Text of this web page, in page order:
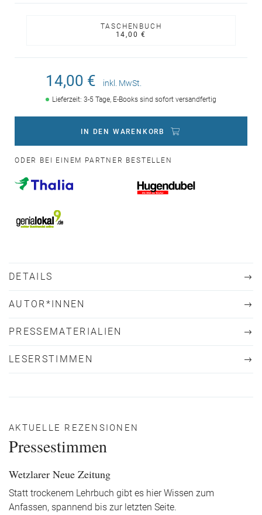
TASCHENBUCH
14,00 €
14,00 € inkl. MwSt.
Lieferzeit: 3-5 Tage, E-Books sind sofort versandfertig
IN DEN WARENKORB
ODER BEI EINEM PARTNER BESTELLEN
DETAILS
AUTOR*INNEN
PRESSEMATERIALIEN
LESERSTIMMEN
AKTUELLE REZENSIONEN
Pressestimmen
Wetzlarer Neue Zeitung
Statt trockenem Lehrbuch gibt es hier Wissen zum
Anfassen, spannend bis zur letzten Seite.